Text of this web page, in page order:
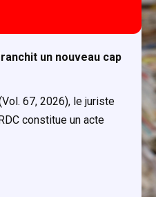
un nouveau cap
67, 2026), le juriste
constitue un acte